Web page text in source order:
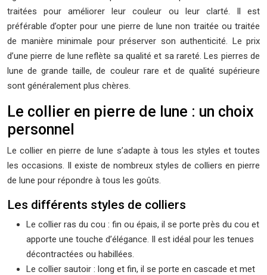
traitées pour améliorer leur couleur ou leur clarté. Il est
préférable d’opter pour une pierre de lune non traitée ou traitée
de manière minimale pour préserver son authenticité. Le prix
d’une pierre de lune reflète sa qualité et sa rareté. Les pierres de
lune de grande taille, de couleur rare et de qualité supérieure
sont généralement plus chères.
Le collier en pierre de lune : un choix
personnel
Le collier en pierre de lune s’adapte à tous les styles et toutes
les occasions. Il existe de nombreux styles de colliers en pierre
de lune pour répondre à tous les goûts.
Les différents styles de colliers
Le collier ras du cou : fin ou épais, il se porte près du cou et
apporte une touche d’élégance. Il est idéal pour les tenues
décontractées ou habillées.
Le collier sautoir : long et fin, il se porte en cascade et met